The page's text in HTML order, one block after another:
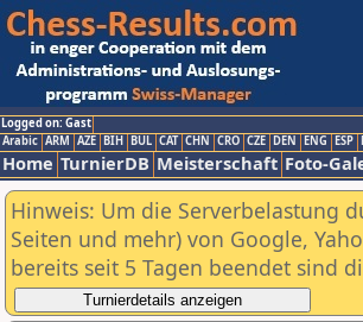
Logged on: Gast
Arabic ARM AZE BIH BUL CAT CHN CRO CZE DEN ENG ESP
Home TurnierDB Meisterschaft Foto-
Hinweis: Um die Serverbelastung
Seiten und mehr) von Google,
bereits seit 5 Tagen beendet sind